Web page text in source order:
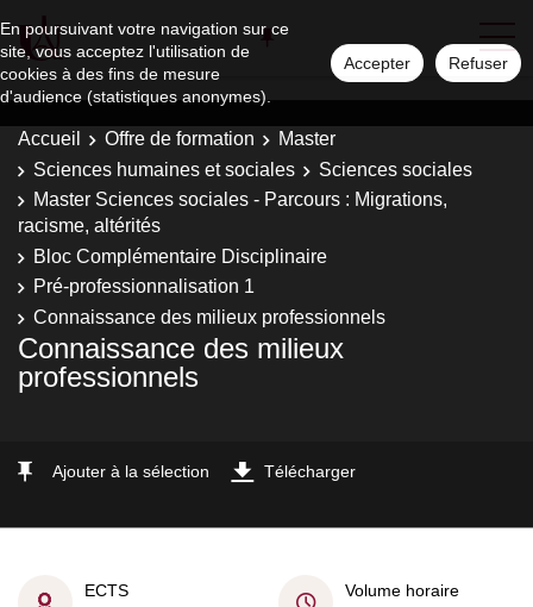
En poursuivant votre navigation sur ce
site, vous acceptez l'utilisation de
cookies à des fins de mesure
d'audience (statistiques anonymes).
Accepter Refuser
Accueil Offre de formation
Master
Sciences humaines et sociales
Sciences sociales
Master Sciences sociales - Parcours : Migrations,
racisme, altérités
Bloc Complémentaire Disciplinaire
Pré-professionnalisation 1
Connaissance des milieux professionnels
Connaissance des milieux
professionnels
Ajouter à la sélection Télécharger
ECTS
Volume horaire